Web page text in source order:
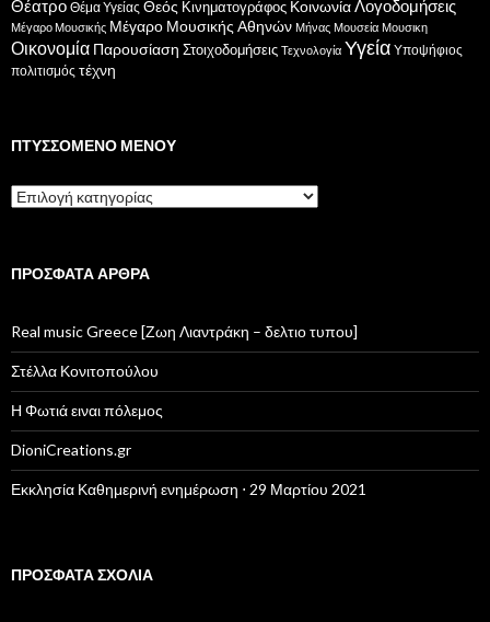
Θέατρο Θέμα Υγείας Θεός Κινηματογράφος ΚοινωνίαΛογοδομήσεις
Μέγαρο Μουσικής Μέγαρο Μουσικής Αθηνών Μήνας Μουσεία Μουσικη
Οικονομία Παρουσίαση Στοιχοδομήσεις Τεχνολογία Υγεία Υποψήφιος
πολιτισμός τέχνη
ΠΤΥΣΣΌΜΕΝΟ ΜΕΝΟΎ
Πτυσσόμενο
μενού
ΠΡΌΣΦΑΤΑ ΆΡΘΡΑ
Real music Greece [Ζωη Λιαντράκη – δελτιο τυπου]
Στέλλα Κονιτοπούλου
Η Φωτιά ειναι πόλεμος
DioniCreations.gr
Εκκλησία Καθημερινή ενημέρωση ⋅ 29 Μαρτίου 2021
ΠΡΌΣΦΑΤΑ ΣΧΌΛΙΑ